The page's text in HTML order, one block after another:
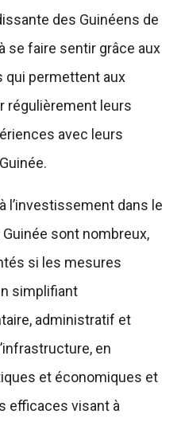
des Guinéens de
se faire sentir grâce aux
qui permettent aux
régulièrement leurs
avec leurs
l’investissement dans le
sont nombreux,
si les mesures
simplifiant
administratif et
en
et économiques et
efficaces visant à